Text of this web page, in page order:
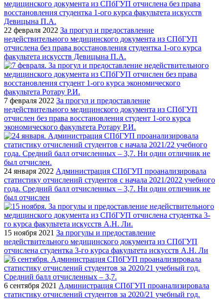
22 февраля 2022 За прогул и предоставление
недействительного медицинского документа из СПбГУП
отчислена без права восстановления студентка 1-ого курса
факультета искусств Девицына П.А.
7 февраля 2022 За прогул и предоставление
недействительного медицинского документа из СПбГУП
отчислен без права восстановления студент 1-ого курса
экономического факультета Ротару Р.И.
24 января 2022 Администрация СПбГУП проанализировала
статистику отчислений студентов с начала 2021/2022 учебного
года. Средний балл отчисленных – 3,7. Ни один отличник не
был отчислен
15 ноября 2021 За прогулы и предоставление
недействительного медицинского документа из СПбГУП
отчислена студентка 3-го курса факультета искусств А.Н. Ли
6 сентября 2021 Администрация СПбГУП проанализировала
статистику отчислений студентов за 2020/21 учебный год.